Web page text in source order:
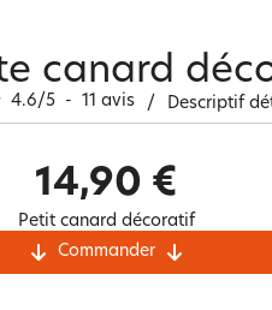
canard
4.6/5 - 11 avis / Descriptif
14,90 €
Petit canard décoratif
Commander